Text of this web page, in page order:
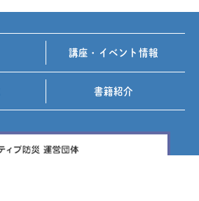
講座・イベント情報
書籍紹介